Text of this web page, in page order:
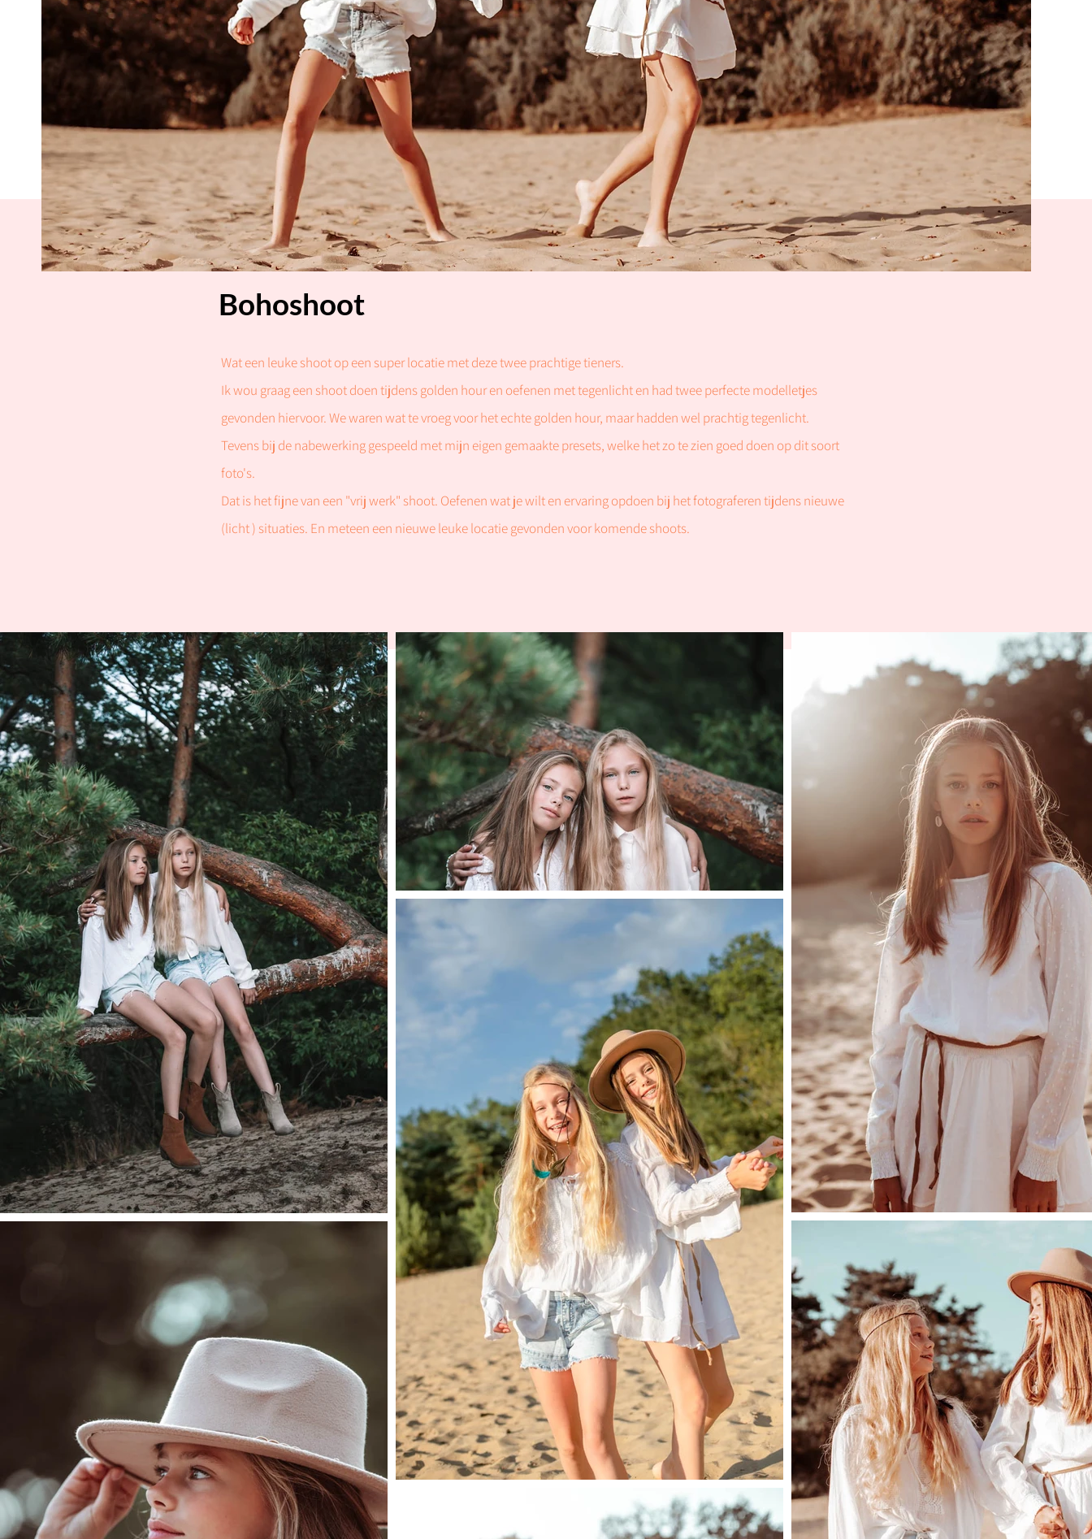
Bohoshoot
Wat een leuke shoot op een super locatie met deze twee prachtige tieners.
Ik wou graag een shoot doen tijdens golden hour en oefenen met tegenlicht en had twee perfecte modelletjes
gevonden hiervoor. We waren wat te vroeg voor het echte golden hour, maar hadden wel prachtig tegenlicht.
Tevens bij de nabewerking gespeeld met mijn eigen gemaakte presets, welke het zo te zien goed doen op dit soort
foto's.
Dat is het fijne van een "vrij werk" shoot. Oefenen wat je wilt en ervaring opdoen bij het fotograferen tijdens nieuwe
(licht ) situaties. En meteen een nieuwe leuke locatie gevonden voor komende shoots.